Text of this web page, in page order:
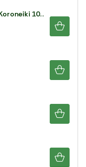
L'Huile d'olive vierge extra Koroneiki 100%